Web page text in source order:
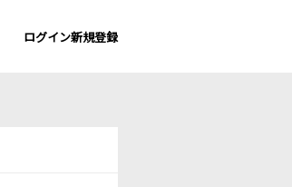
ログイン新規登録